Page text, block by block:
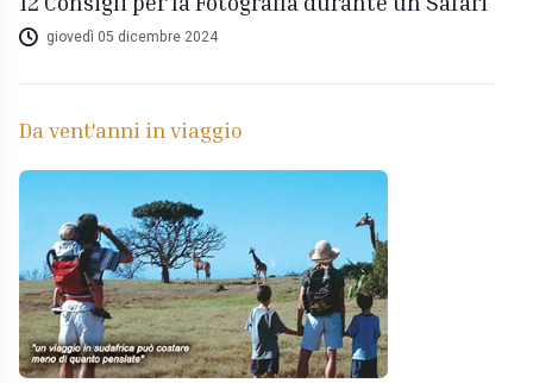
giovedì 05 dicembre 2024
Da vent'anni in viaggio